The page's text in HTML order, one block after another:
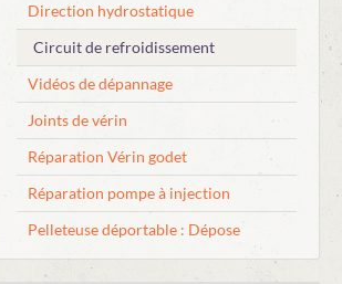
Direction hydrostatique
Circuit de refroidissement
Vidéos de dépannage
Joints de vérin
Réparation Vérin godet
Réparation pompe à injection
Pelleteuse déportable : Dépose